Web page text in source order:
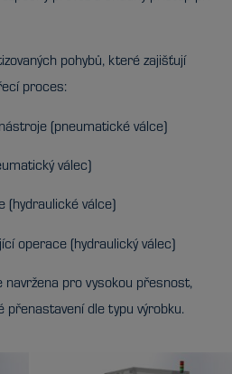
pohybů, které zajišťují
proces:
(pneumatické válce)
válec)
(hydraulické válce)
operace (hydraulický válec)
pro vysokou přesnost,
přenastavení dle typu výrobku.